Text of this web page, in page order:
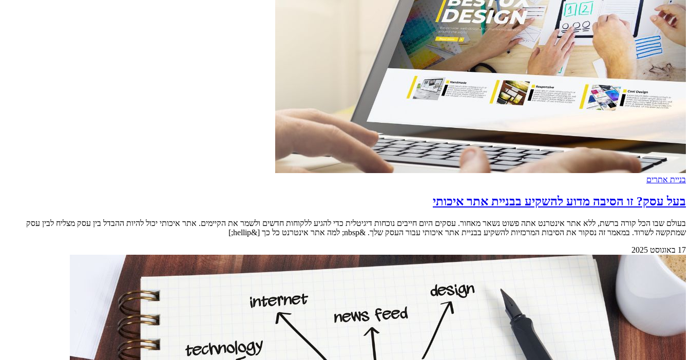
בניית אתרים
בעל עסק? זו הסיבה מדוע להשקיע בבניית אתר איכותי
בעולם שבו הכל קורה ברשת, ללא אתר אינטרנט אתה פשוט נשאר מאחור. עסקים היום חייבים נוכחות דיגיטלית כדי להגיע ללקוחות חדשים ולשמר את הקיימים. אתר איכותי יכול להיות ההבדל בין עסק מצליח לבין עסק
שמתקשה לשרוד. במאמר זה נסקור את הסיבות המרכזיות להשקיע בבניית אתר איכותי עבור העסק שלך. &nbsp; למה אתר אינטרנט כל כך [&hellip;]
17 באוגוסט 2025